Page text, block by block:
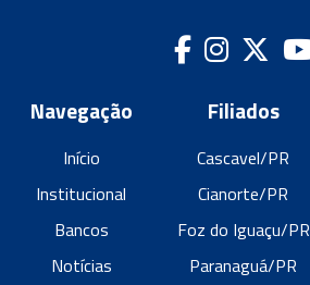
Navegação
Início
Institucional
Bancos
Notícias
Filiados
Cascavel/PR
Cianorte/PR
Foz do Iguaçu/PR
Paranaguá/PR